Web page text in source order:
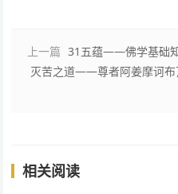
上一篇 31五蕴——佛学基础
灭苦之道——尊者阿姜摩诃布
相关阅读